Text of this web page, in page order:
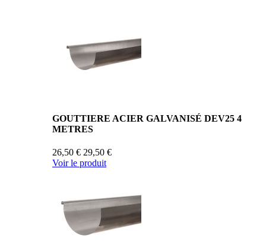
GOUTTIERE ACIER GALVANISÉ DEV25 4
METRES
26,50 € 29,50 €
Voir le produit